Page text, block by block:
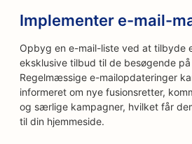
Implementer e-mail-
Opbyg en e-mail-liste ved at tilbyde
eksklusive tilbud til de besøgende
Regelmæssige e-mailopdateringer
informeret om nye fusionsretter,
og særlige kampagner, hvilket får
til din hjemmeside.